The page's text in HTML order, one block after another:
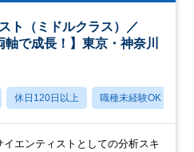
ト（ミドルクラス）／
軸で成長！】東京・神奈川
休日120日以上 職種未経験OK
イエンティストとしての分析スキ